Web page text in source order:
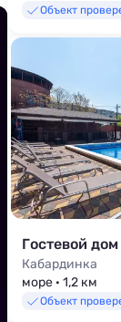
Объект
Гостевой
Кабардинка
море · 1,2 км
Объект